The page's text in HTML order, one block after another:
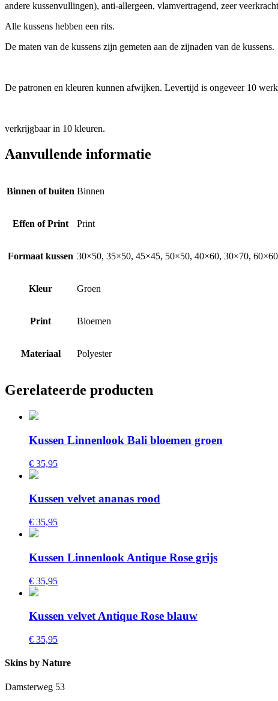
andere kussenvullingen), anti-allergeen, vlamvertragend, zeer
Alle kussens hebben een rits.
De maten van de kussens zijn gemeten aan de zijnaden van de kussens.
De patronen en kleuren kunnen afwijken. Levertijd is ongeveer 10
verkrijgbaar in 10 kleuren.
Aanvullende informatie
Binnen of buiten Binnen
Effen of Print Print
Formaat kussen 30×50, 35×50, 45×45, 50×50, 40×60, 30×70,
Kleur Groen
Print Bloemen
Materiaal Polyester
Gerelateerde producten
Kussen Linnenlook Bali bloemen groen
€ 35,95
Kussen velvet ananas rood
€ 35,95
Kussen Linnenlook Antique Rose grijs
€ 35,95
Kussen velvet Antique Rose blauw
€ 35,95
Skins by Nature
Damsterweg 53